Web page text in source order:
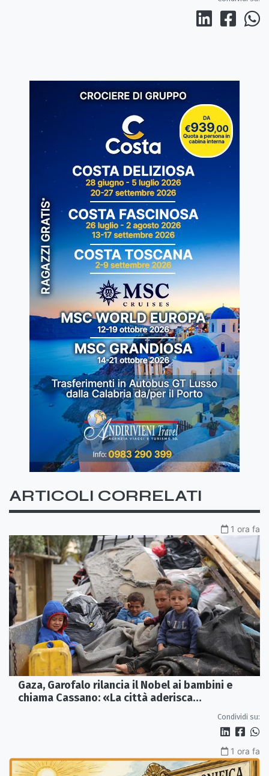
ARTICOLI CORRELATI
1 ora fa
Gaza, Garofalo rilancia il Nobel ai bambini e
chiama Cassano: «La città aderisca
Condividi su:
1 ora fa